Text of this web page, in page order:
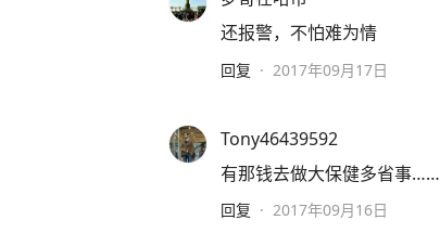
还报警，不怕难为情
回复 · 2017年09月17日
Tony46439592
有那钱去做大保健多省事……
回复 · 2017年09月16日